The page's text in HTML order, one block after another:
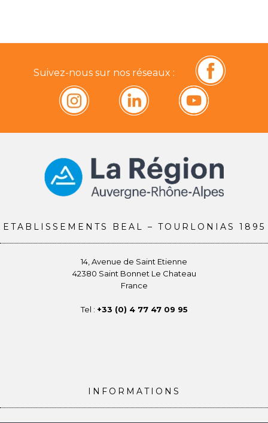
Suivez-nous sur nos réseaux :
ETABLISSEMENTS BEAL – TOURLONIAS 1895
14, Avenue de Saint Etienne
42380 Saint Bonnet Le Chateau
France
Tel : +33 (0) 4 77 47 09 95
INFORMATIONS